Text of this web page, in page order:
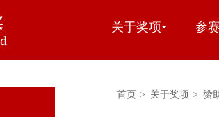
关于奖项 参
首页 > 关于奖项 > 赞